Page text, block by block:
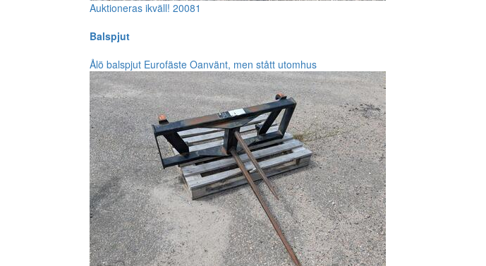
Auktioneras ikväll! 20081
Balspjut
Ålö balspjut Eurofäste Oanvänt, men stått utomhus